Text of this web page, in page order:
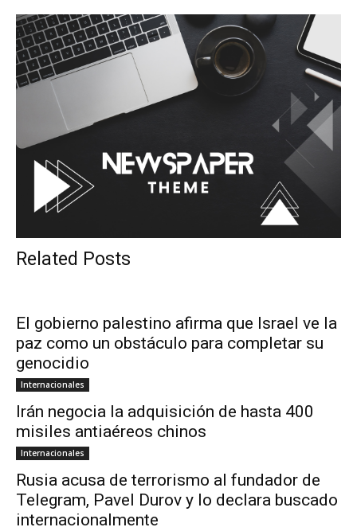
Related Posts
El gobierno palestino afirma que Israel ve la
paz como un obstáculo para completar su
genocidio
Internacionales
Irán negocia la adquisición de hasta 400
misiles antiaéreos chinos
Internacionales
Rusia acusa de terrorismo al fundador de
Telegram, Pavel Durov y lo declara buscado
internacionalmente